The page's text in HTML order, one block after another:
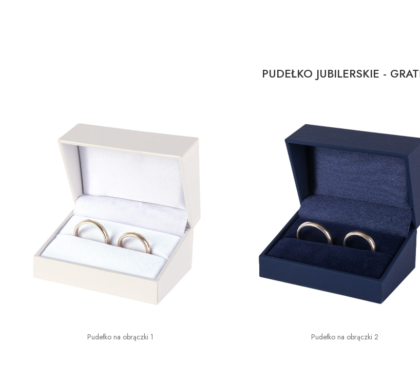
PUDEŁKO JUBILERSKIE -
Pudełko na obrączki 1 Pudełko na obrączki 2